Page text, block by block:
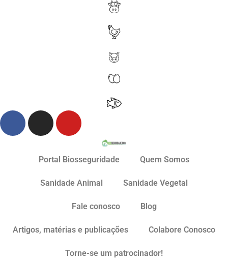
Portal Biosseguridade Quem Somos
Sanidade Animal Sanidade Vegetal
Fale conosco Blog
Artigos, matérias e publicações Colabore Conosco
Torne-se um patrocinador!